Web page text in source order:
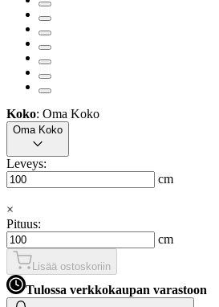
Koko: Oma Koko
Oma Koko
Leveys:
cm
×
Pituus:
cm
Lisää ostoskoriin
Tulossa verkkokaupan varastoon